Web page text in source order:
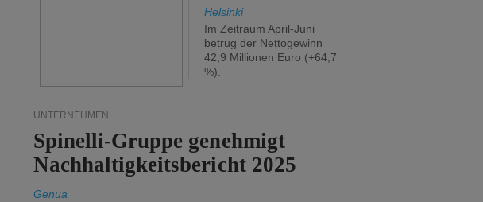
Helsinki
Im Zeitraum April-Juni
betrug der Nettogewinn
42,9 Millionen Euro (+64,7
%).
UNTERNEHMEN
Spinelli-Gruppe genehmigt
Nachhaltigkeitsbericht 2025
Genua